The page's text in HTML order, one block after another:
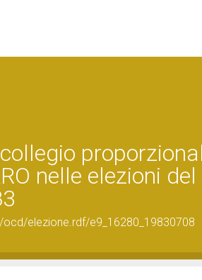
nelle elezioni del
elezione.rdf/e9_16280_19830708